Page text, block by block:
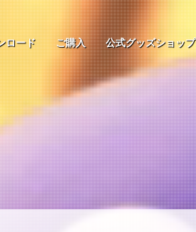
ロード ご購入 公式グッズショップ